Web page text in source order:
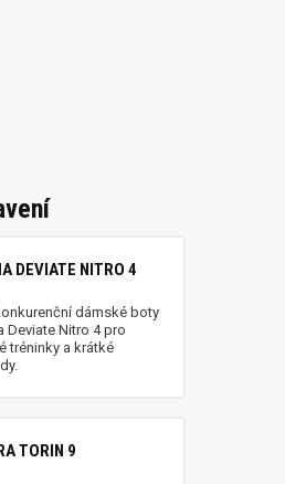
DEVIATE NITRO 4
dámské boty
Deviate Nitro 4 pro
tréninky a krátké
TORIN 9